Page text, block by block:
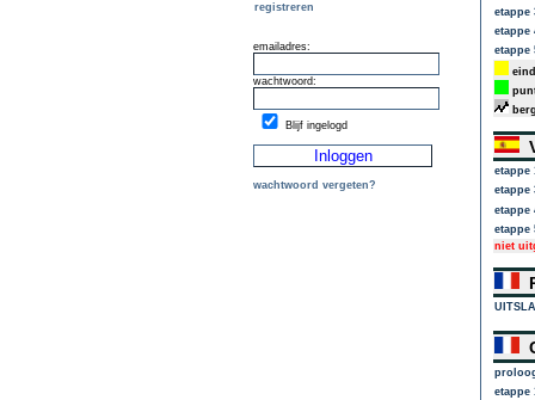
registreren
emailadres:
wachtwoord:
Blijf ingelogd
wachtwoord vergeten?
etappe
etappe
etappe
etappe
etappe
etappe
etappe
niet
etappe